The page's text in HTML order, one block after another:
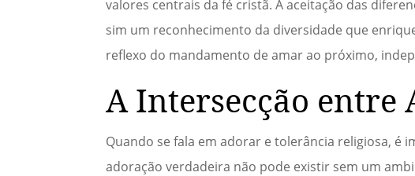
valores centrais da fé cristã. A aceitação das
sim um reconhecimento da diversidade que
reflexo do mandamento de amar ao próximo,
A Intersecção entre
Quando se fala em adorar e tolerância religiosa, é
adoração verdadeira não pode existir sem um